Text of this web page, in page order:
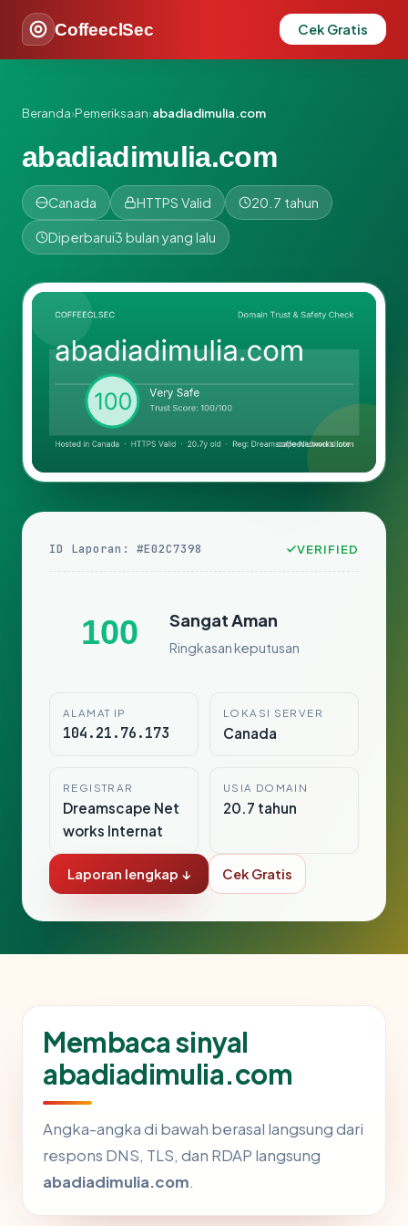
CoffeeclSec Cek Gratis
Beranda›Pemeriksaan›abadiadimulia.com
abadiadimulia.com
Canada HTTPS Valid 20.7 tahun
Diperbarui3 bulan yang lalu
ID Laporan: #E02C7398 VERIFIED
100 Sangat Aman
Ringkasan keputusan
ALAMAT IP
104.21.76.173
LOKASI SERVER
Canada
REGISTRAR
Dreamscape Net
works Internat
USIA DOMAIN
20.7 tahun
Laporan lengkap ↓ Cek Gratis
Membaca sinyal
abadiadimulia.com
Angka-angka di bawah berasal langsung dari
respons DNS, TLS, dan RDAP langsung
abadiadimulia.com.